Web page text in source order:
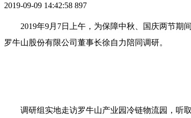
2019-09-09 14:42:58 897
2019年9月7日上午，为保障中秋、国庆两节期
罗牛山股份有限公司董事长徐自力陪同调研。
调研组实地走访罗牛山产业园冷链物流园，听